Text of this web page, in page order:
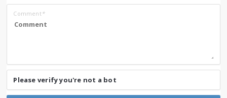
Comment*
Please verify you're not a bot